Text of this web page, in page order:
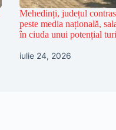
Mehedinți, județul
peste media națională,
în ciuda unui potențial
iulie 24, 2026